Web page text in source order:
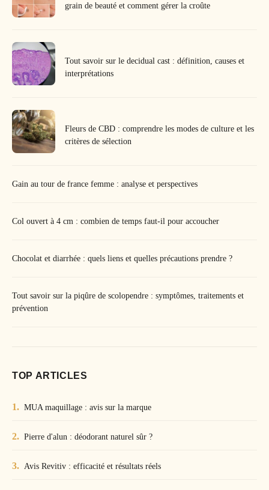
grain de beauté et comment gérer la croûte
Tout savoir sur le decidual cast : définition, causes et
interprétations
Fleurs de CBD : comprendre les modes de culture et les
critères de sélection
Gain au tour de france femme : analyse et perspectives
Col ouvert à 4 cm : combien de temps faut-il pour accoucher
Chocolat et diarrhée : quels liens et quelles précautions prendre ?
Tout savoir sur la piqûre de scolopendre : symptômes, traitements et
prévention
TOP ARTICLES
MUA maquillage : avis sur la marque
Pierre d'alun : déodorant naturel sûr ?
Avis Revitiv : efficacité et résultats réels